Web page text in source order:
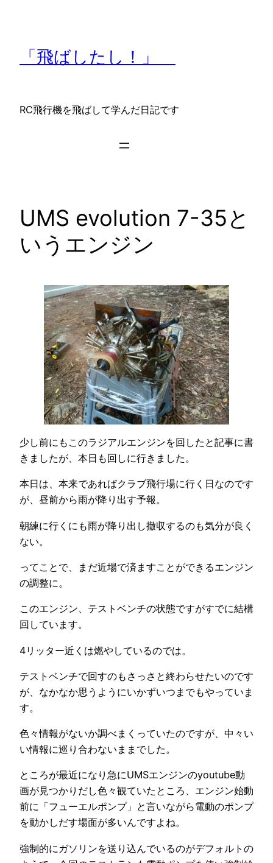
「飛ばしたし！」
RC飛行機を飛ばして学んだ日記です
UMS evolution 7-35と
いうエンジン
少し前にもこのラジアルエンジンを回したと記事に書
きましたが、本日も回しに行きました。
本日は、本来であればクラブ飛行場に行く日なのです
が、昼前から雨が降り出す予報。
朝練に行くにも雨が降り出し撤収するのも気分が良く
ない。
ってことで、まだ近場で済ますことができるエンジン
の調整に。
このエンジン、テストベンチの状態ですがすでに結構
回しています。
4リッター近くは燃やしているのでは。
テストベンチで回すのもさっさと終わらせたいのです
が、なかなか思うようにいかずいつまでもやっていま
す。
色々情報がないか調べまくっていたのですが、中々い
い情報に巡り合わないままでした。
ところが最近になり急にUMSエンジンのyoutube動
画が見つかりだし色々観ていたところ、エンジン始動
前に「フューエルポンプ」と言いながら電動のポンプ
を動かしだす場面が多いんですよね。
強制的にガソリンを送り込んでいるのがデフォルトの